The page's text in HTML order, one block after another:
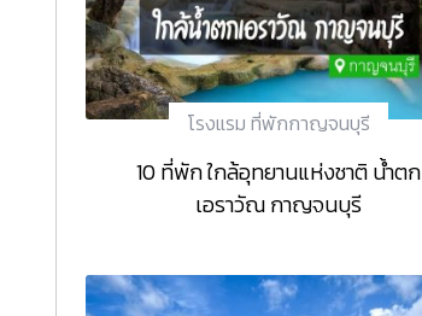
โรงแรม ที่พักกาญจนบุรี
10 ที่พัก ใกล้อุทยานแห่งชาติ น้ำตก
เอราวัณ กาญจนบุรี